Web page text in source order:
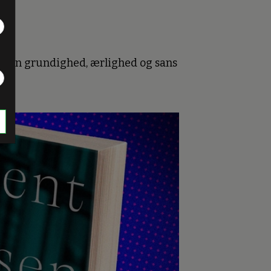
sin grundighed, ærlighed og sans